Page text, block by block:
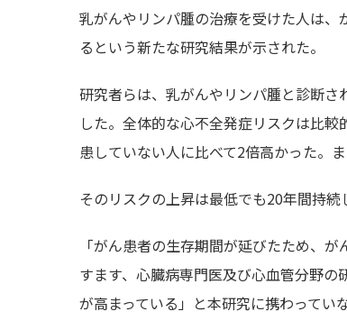
乳がんやリンパ腫の治療を受けた人は
るという新たな研究結果が示された。
研究者らは、乳がんやリンパ腫と診断
した。全体的な心不全発症リスクは比
患していない人に比べて2倍高かった。
そのリスクの上昇は最低でも20年間持続
「がん患者の生存期間が延びたため、
すます、心臓病専門医及び心血管分野
が高まっている」と本研究に携わってい